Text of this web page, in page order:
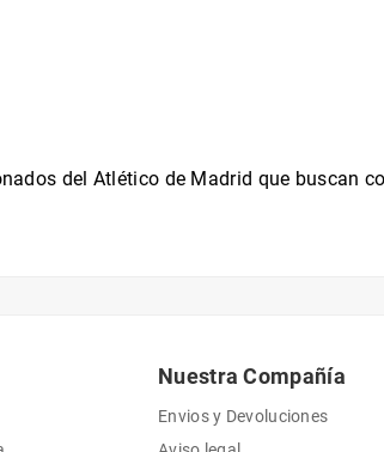
del Atlético de Madrid que buscan
Nuestra Compañía
Envios y Devoluciones